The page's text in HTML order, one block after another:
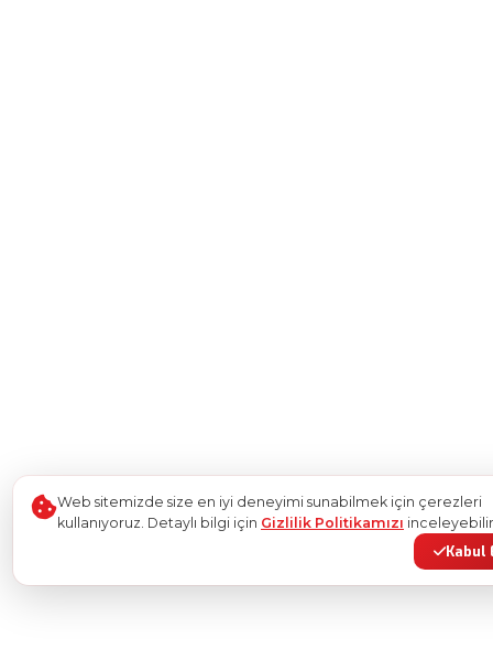
Web sitemizde size en iyi deneyimi sunabilmek için çerezleri
kullanıyoruz. Detaylı bilgi için Gizlilik Politikamızı
Kabul